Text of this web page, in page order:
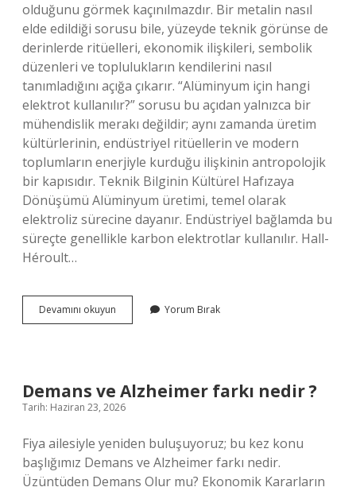
olduğunu görmek kaçınılmazdır. Bir metalin nasıl
elde edildiği sorusu bile, yüzeyde teknik görünse de
derinlerde ritüelleri, ekonomik ilişkileri, sembolik
düzenleri ve toplulukların kendilerini nasıl
tanımladığını açığa çıkarır. “Alüminyum için hangi
elektrot kullanılır?” sorusu bu açıdan yalnızca bir
mühendislik merakı değildir; aynı zamanda üretim
kültürlerinin, endüstriyel ritüellerin ve modern
toplumların enerjiyle kurduğu ilişkinin antropolojik
bir kapısıdır. Teknik Bilginin Kültürel Hafızaya
Dönüşümü Alüminyum üretimi, temel olarak
elektroliz sürecine dayanır. Endüstriyel bağlamda bu
süreçte genellikle karbon elektrotlar kullanılır. Hall-
Héroult…
Devamını okuyun Alüminyum
için
Yorum Bırak
Demans ve Alzheimer farkı nedir ?
Tarih: Haziran 23, 2026
Fiya ailesiyle yeniden buluşuyoruz; bu kez konu
başlığımız Demans ve Alzheimer farkı nedir.
Üzüntüden Demans Olur mu? Ekonomik Kararların